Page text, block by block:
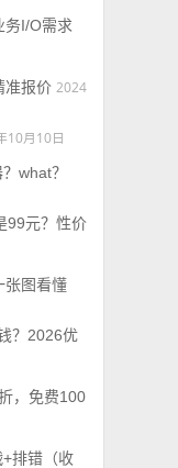
务I/O需求
准报价 2024
10月10日
what？
99元？性价
张图看懂
？2026优
，免费100
排错（收